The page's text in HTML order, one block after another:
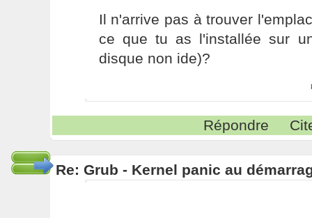
Il n'arrive pas à trouver
ce que tu as l'installée sur
disque non ide)?
Répondre
Re: Grub - Kernel panic au